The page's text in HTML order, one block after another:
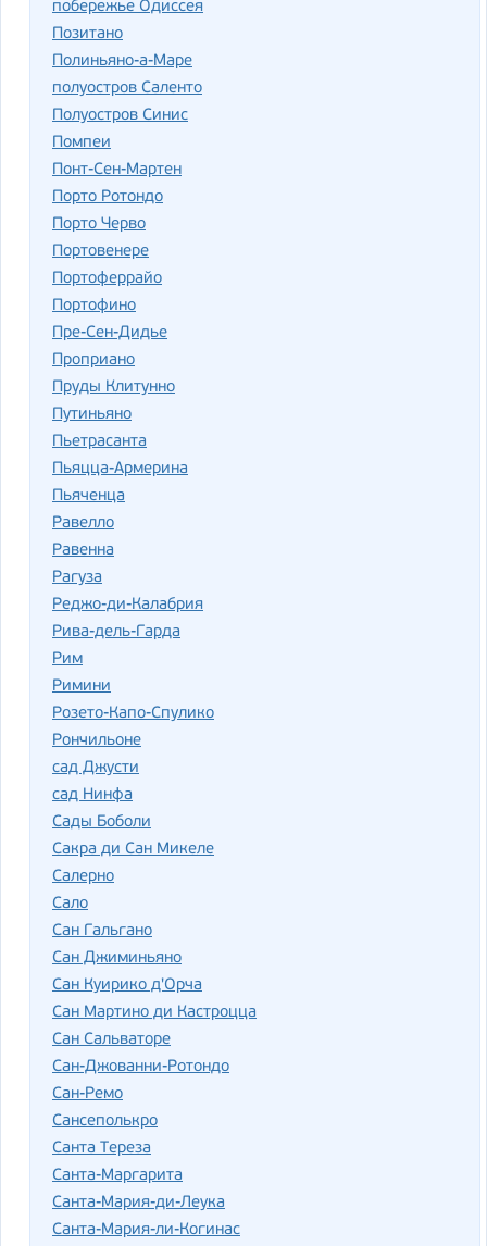
побережье Одиссея
Позитано
Полиньяно-а-Маре
полуостров Саленто
Полуостров Синис
Помпеи
Понт-Сен-Мартен
Порто Ротондо
Порто Черво
Портовенере
Портоферрайо
Портофино
Пре-Сен-Дидье
Проприано
Пруды Клитунно
Путиньяно
Пьетрасанта
Пьяцца-Армерина
Пьяченца
Равелло
Равенна
Рагуза
Реджо-ди-Калабрия
Рива-дель-Гарда
Рим
Римини
Розето-Капо-Спулико
Рончильоне
сад Джусти
сад Нинфа
Сады Боболи
Сакра ди Сан Микеле
Салерно
Сало
Сан Гальгано
Сан Джиминьяно
Сан Куирико д'Орча
Сан Мартино ди Кастроцца
Сан Сальваторе
Сан-Джованни-Ротондо
Сан-Ремо
Сансеполькро
Санта Тереза
Санта-Маргарита
Санта-Мария-ди-Леука
Санта-Мария-ли-Когинас